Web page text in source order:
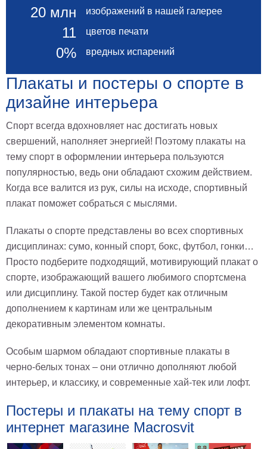
20 млн изображений в нашей галерее
11 цветов печати
0% вредных испарений
Плакаты и постеры о спорте в
дизайне интерьера
Спорт всегда вдохновляет нас достигать новых
свершений, наполняет энергией! Поэтому плакаты на
тему спорт в оформлении интерьера пользуются
популярностью, ведь они обладают схожим действием.
Когда все валится из рук, силы на исходе, спортивный
плакат поможет собраться с мыслями.
Плакаты о спорте представлены во всех спортивных
дисциплинах: сумо, конный спорт, бокс, футбол, гонки…
Просто подберите подходящий, мотивирующий плакат о
спорте, изображающий вашего любимого спортсмена
или дисциплину. Такой постер будет как отличным
дополнением к картинам или же центральным
декоративным элементом комнаты.
Особым шармом обладают спортивные плакаты в
черно-белых тонах – они отлично дополняют любой
интерьер, и классику, и современные хай-тек или лофт.
Постеры и плакаты на тему спорт в
интернет магазине Macrosvit